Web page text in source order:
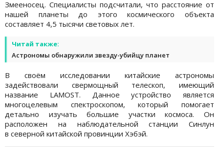
Змееносец. Специалисты подсчитали, что расстояние от
нашей планеты до этого космического объекта
составляет 4,5 тысячи световых лет.
Читай также:
Астрономы обнаружили звезду-убийцу планет
В своём исследовании китайские астрономы
задействовали свермощный телескоп, имеющий
название LAMOST. Данное устройство является
многоцелевым спектроскопом, который помогает
детально изучать большие участки космоса. Он
расположен на наблюдательной станции Синлун
в северной китайской провинции Хэбэй.